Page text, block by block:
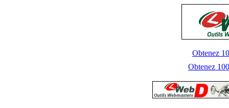
Obtenez
Obtenez